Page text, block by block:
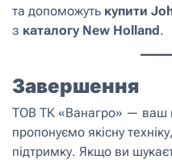
та допоможуть купити
з каталогу New Holland.
Завершення
ТОВ ТК «Ванагро» — ваш
пропонуємо якісну
підтримку. Якщо ви